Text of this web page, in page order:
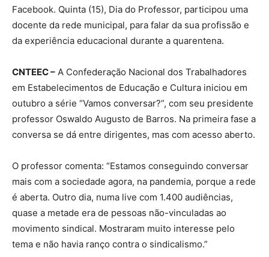
Facebook. Quinta (15), Dia do Professor, participou uma
docente da rede municipal, para falar da sua profissão e
da experiência educacional durante a quarentena.
CNTEEC – A Confederação Nacional dos Trabalhadores
em Estabelecimentos de Educação e Cultura iniciou em
outubro a série “Vamos conversar?”, com seu presidente
professor Oswaldo Augusto de Barros. Na primeira fase a
conversa se dá entre dirigentes, mas com acesso aberto.
O professor comenta: “Estamos conseguindo conversar
mais com a sociedade agora, na pandemia, porque a rede
é aberta. Outro dia, numa live com 1.400 audiências,
quase a metade era de pessoas não-vinculadas ao
movimento sindical. Mostraram muito interesse pelo
tema e não havia ranço contra o sindicalismo.”